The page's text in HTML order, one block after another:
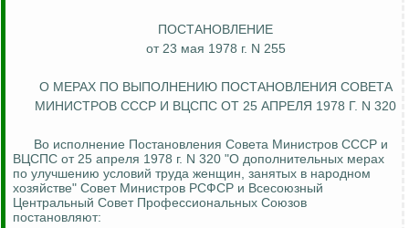
ПОСТАНОВЛЕНИЕ
от 23 мая 1978 г. N 255
О МЕРАХ ПО ВЫПОЛНЕНИЮ ПОСТАНОВЛЕНИЯ СОВЕТА
МИНИСТРОВ СССР И ВЦСПС ОТ 25 АПРЕЛЯ 1978 Г. N 320
Во исполнение Постановления Совета Министров СССР и
ВЦСПС от 25 апреля 1978 г. N 320 "О дополнительных мерах
по улучшению условий труда женщин, занятых в народном
хозяйстве" Совет Министров РСФСР и Всесоюзный
Центральный Совет Профессиональных Союзов
постановляют: